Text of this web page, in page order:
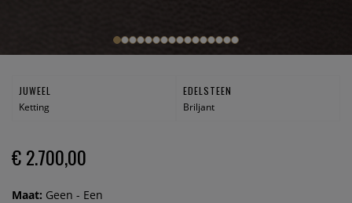
JUWEEL
Ketting
EDELSTEEN
Briljant
€ 2.700,00
Maat: Geen - Een